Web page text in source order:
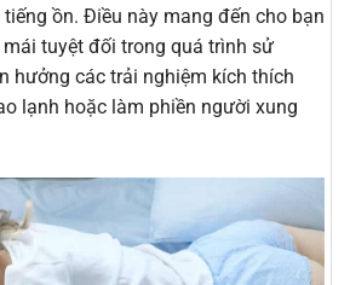
ồn. Điều này mang đến cho bạn
tuyệt đối trong quá trình sử
hưởng các trải nghiệm kích thích
lạnh hoặc làm phiền người xung